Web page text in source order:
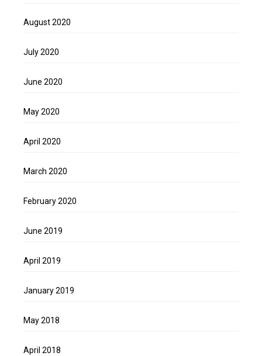
August 2020
July 2020
June 2020
May 2020
April 2020
March 2020
February 2020
June 2019
April 2019
January 2019
May 2018
April 2018